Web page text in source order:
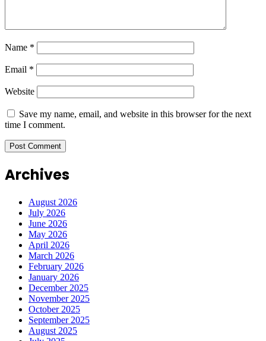
Name *
Email *
Website
Save my name, email, and website in this browser for the next
time I comment.
Archives
August 2026
July 2026
June 2026
May 2026
April 2026
March 2026
February 2026
January 2026
December 2025
November 2025
October 2025
September 2025
August 2025